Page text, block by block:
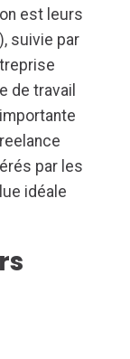
est leurs
suivie par
de travail
par les
idéale